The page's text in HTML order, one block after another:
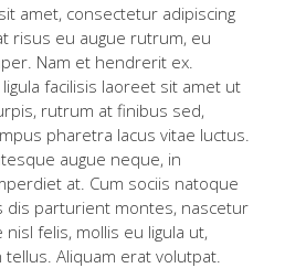
amet, consectetur adipiscing
risus eu augue rutrum, eu
Nam et hendrerit ex.
facilisis laoreet sit amet ut
rutrum at finibus sed,
pharetra lacus vitae luctus.
augue neque, in
at. Cum sociis natoque
dis parturient montes, nascetur
felis, mollis eu ligula ut,
Aliquam erat volutpat.